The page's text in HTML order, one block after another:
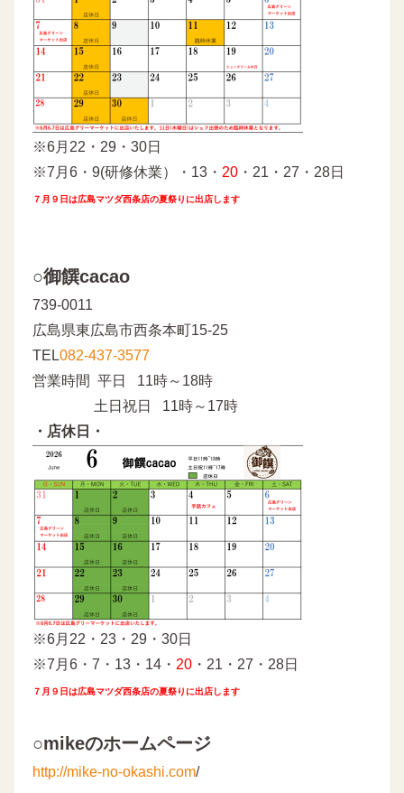
※6月22・29・30日
※7月6・9(研修休業）・13・ 20 ・21・27・28日
７月９日は広島マツダ西条店の夏祭りに出店します
○御饌cacao
739-0011
広島県東広島市西条本町15-25
TEL082-437-3577
営業時間 平日 11時～18時
土日祝日 11時～17時
・店休日・
※6月22・23・29・30日
※7月6・7・13・14・ 20 ・21・27・28日
７月９日は広島マツダ西条店の夏祭りに出店します
○mikeのホームページ
http://mike-no-okashi.com/